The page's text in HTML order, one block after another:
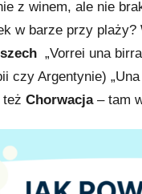
z winem, ale nie
w barze przy plaży?
„Vorrei una
czy Argentynie)
Chorwacja– tam